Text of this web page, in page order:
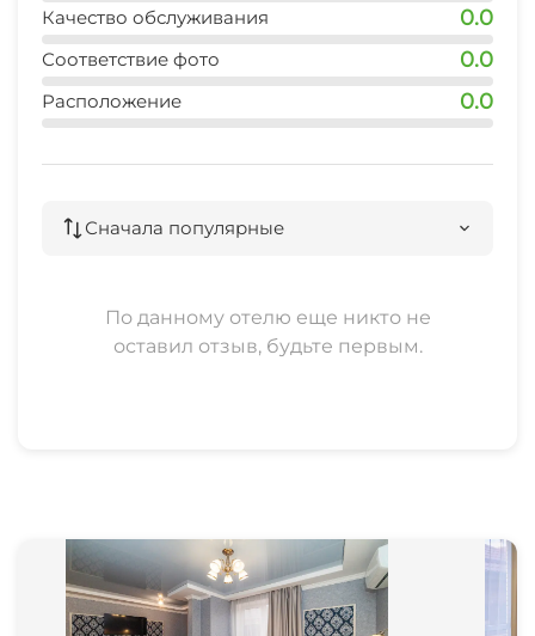
Качество обслуживания 0.0
Соответствие фото 0.0
Расположение 0.0
Сначала популярные
По данному отелю еще никто не
оставил отзыв, будьте первым.